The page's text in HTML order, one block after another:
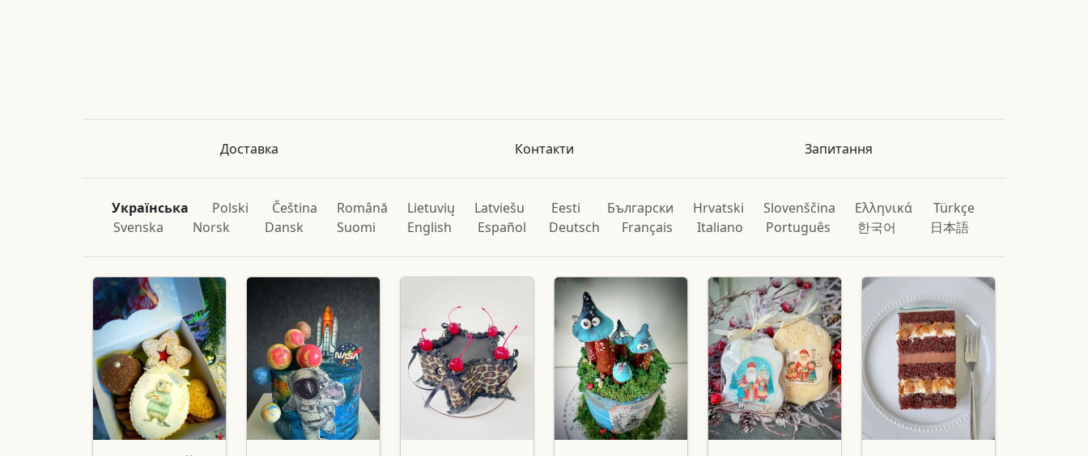
Доставка Контакти Запитання
Українська Polski Čeština Română Lietuvių Latviešu Eesti Български Hrvatski Slovenščina Ελληνικά
Türkçe
Svenska
Norsk Dansk Suomi English Español Deutsch Français Italiano Português 한국어 日本語